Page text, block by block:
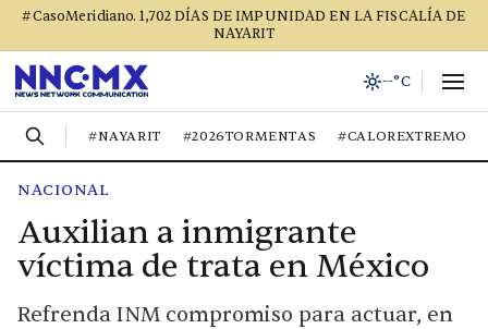
#CasoMeridiano. 1,702 DÍAS DE IMPUNIDAD EN LA FISCALÍA DE
NAYARIT
--°C
#NAYARIT #2026TORMENTAS #CALOREXTREMO
NACIONAL
Auxilian a inmigrante
víctima de trata en México
Refrenda INM compromiso para actuar, en